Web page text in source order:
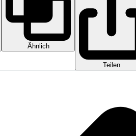
Ähnlich
Teilen